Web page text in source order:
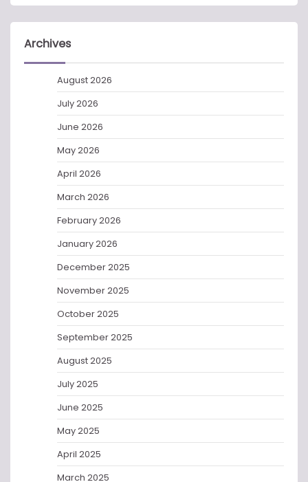
Archives
August 2026
July 2026
June 2026
May 2026
April 2026
March 2026
February 2026
January 2026
December 2025
November 2025
October 2025
September 2025
August 2025
July 2025
June 2025
May 2025
April 2025
March 2025